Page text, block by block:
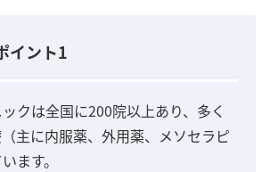
イント1
クは全国に200院以上あり、多く
主に内服薬、外用薬、メソセラピ
ます。